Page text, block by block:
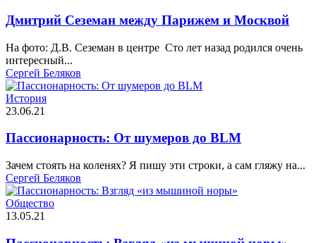
Дмитрий Сеземан между Парижем и Москвой
На фото: Д.В. Сеземан в центре Сто лет назад родился очень
интересный...
Сергей Беляков
История
23.06.21
Пассионарность: От шумеров до BLM
Зачем стоять на коленях? Я пишу эти строки, а сам гляжу на...
Сергей Беляков
Общество
13.05.21